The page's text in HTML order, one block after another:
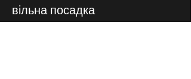
вільна посадка